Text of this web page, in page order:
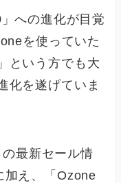
への進化が目覚
を使っていた
という方でも大
化を遂げていま
最新セール情
加え、「Ozone